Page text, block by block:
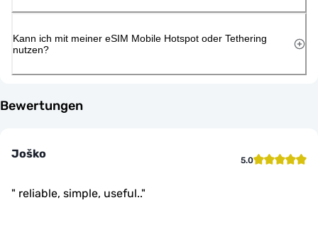
Kann ich mit meiner eSIM Mobile Hotspot oder Tethering
nutzen?
Bewertungen
Joško 5.0
" reliable, simple, useful.."